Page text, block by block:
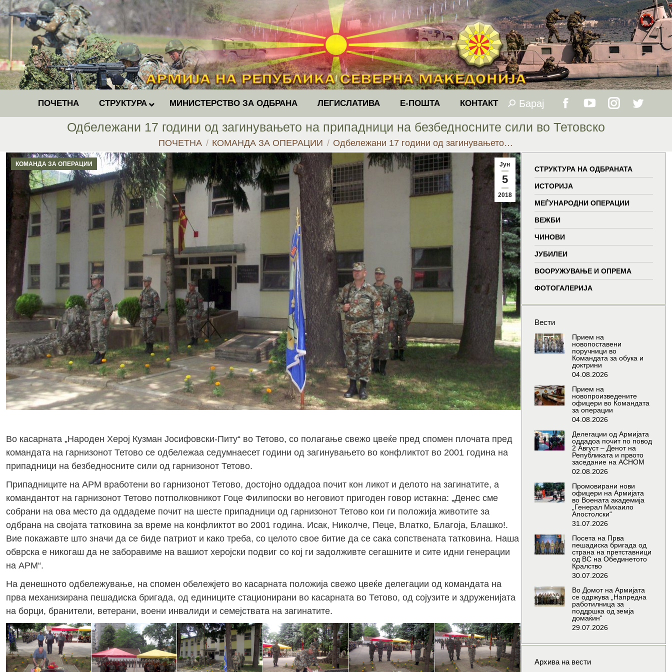
ПОЧЕТНА СТРУКТУРА МИНИСТЕРСТВО ЗА ОДБРАНА ЛЕГИСЛАТИВА Е-ПОШТА КОНТАКТ Search:
Барај
in
new
window
new
window
new
windowwindow
Одбележани 17 години од загинувањето на припадници на безбедносните сили во Тетовско
You are here:
ПОЧЕТНА КОМАНДА ЗА ОПЕРАЦИИ Одбележани 17 години од загинувањето…
Јун
5
2018
КОМАНДА ЗА ОПЕРАЦИИ
Во касарната „Народен Херој Кузман Јосифовски-Питу“ во Тетово, со полагање свежо цвеќе пред спомен плочата пред
командата на гарнизонот Тетово се одбележаа седумнаесет години од загинувањето во конфликтот во 2001 година на
припадници на безбедносните сили од гарнизонот Тетово.
Припадниците на АРМ вработени во гарнизонот Тетово, достојно оддадоа почит кон ликот и делото на загинатите, а
командантот на гарнизонот Тетово потполковникот Гоце Филипоски во неговиот пригоден говор истакна: „Денес сме
собрани на ова место да оддадеме почит на шесте припадници од гарнизонот Тетово кои ги положија животите за
одбрана на својата татковина за време на конфликтот во 2001 година. Исак, Николче, Пеце, Влатко, Благоја, Блашко!.
Вие покажавте што значи да се биде патриот и како треба, со целото свое битие да се сака сопствената татковина. Наша
обврска е никогаш да не заборавиме на вашиот херојски подвиг со кој ги задолживте сегашните и сите идни генерации
на АРМ“.
На денешното одбележување, на спомен обележјето во касарната положија свежо цвеќе делегации од командата на
прва механизирана пешадиска бригада, од единиците стационирани во касарната во Тетово, од сојузите и здруженијата
на борци, бранители, ветерани, воени инвалиди и семејствата на загинатите.
СТРУКТУРА НА ОДБРАНАТА
ИСТОРИЈА
МЕЃУНАРОДНИ ОПЕРАЦИИ
ВЕЖБИ
ЧИНОВИ
ЈУБИЛЕИ
ВООРУЖУВАЊЕ И ОПРЕМА
ФОТОГАЛЕРИЈА
Вести
Прием на
новопоставени
поручници во
Командата за обука и
доктрини
04.08.2026
Прием на
новопроизведените
офицери во Командата
за операции
04.08.2026
Делегации од Армијата
оддадоа почит по повод
2 Август – Денот на
Републиката и првото
заседание на АСНОМ
02.08.2026
Промовирани нови
офицери на Армијата
во Воената академија
„Генерал Михаило
Апостолски“
31.07.2026
Посета на Прва
пешадиска бригада од
страна на претставници
од ВС на Обединетото
Кралство
30.07.2026
Во Домот на Армијата
се одржува „Напредна
работилница за
поддршка од земја
домаќин“
29.07.2026
Архива на вести